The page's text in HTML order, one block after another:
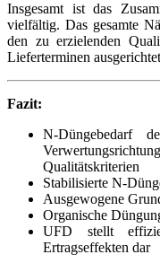
Insgesamt ist das
vielfältig. Das gesamte
den zu erzielenden
Lieferterminen
Fazit:
N-Düngebedarf
Qualitätskriterien
Stabilisierte N-
Ausgewogene
Organische
UFD stellt
Ertragseffekten dar